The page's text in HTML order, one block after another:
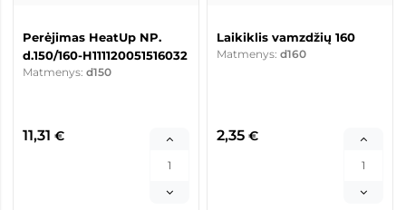
Perėjimas HeatUp NP.
d.150/160-H111120051516032
Matmenys: d150
11,31 €
Laikiklis vamzdžių 160
Matmenys: d160
2,35 €